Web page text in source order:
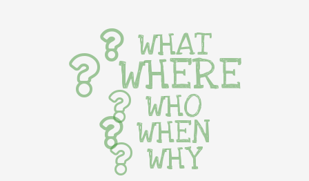
WHAT
WHERE
WHO
WHEN
WHY